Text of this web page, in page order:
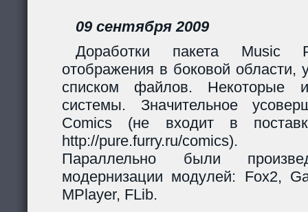
09 сентября 2009
Доработки пакета Music
отображения в боковой области,
списком файлов. Некоторые
системы. Значительное
Comics (не входит в
http://pure.furry.ru/comics).
Параллельно были
модернизации модулей: Fox2,
MPlayer, FLib.